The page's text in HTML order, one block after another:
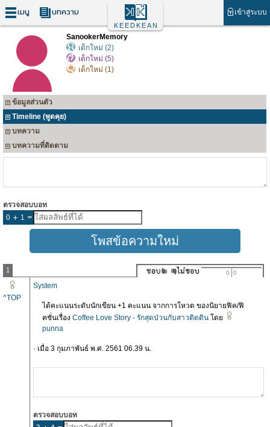
เมนู บทความ เข้าสู่ระบบ
KEEDKEAN
SanookerMemory
เด็กใหม่ (2)
เด็กใหม่ (5)
เด็กใหม่ (1)
ข้อมูลส่วนตัว
Timeline (พูดคุย)
บทความ
บทความที่ติดตาม
ตรวจสอบบอท
1 0 0
^TOP
System
ได้คะแนนระดับนักเขียน +1 คะแนน จากการโหวต ของนิยายฟิค/ฟิ
คชั่นเรื่อง Coffee Love Story - รักสุดป่วนกับสาวติดดิน โดย
punna
· เมื่อ 3 กุมภาพันธ์ พ.ศ. 2561 06.39 น.
ตรวจสอบบอท